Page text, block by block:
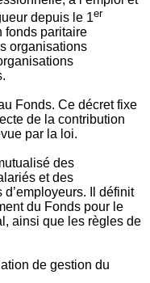
depuis le 1er
fonds paritaire
organisations
Fonds. Ce décret fixe
de la contribution
par la loi.
des
et des
Il définit
du Fonds pour le
ainsi que les règles de
de gestion du